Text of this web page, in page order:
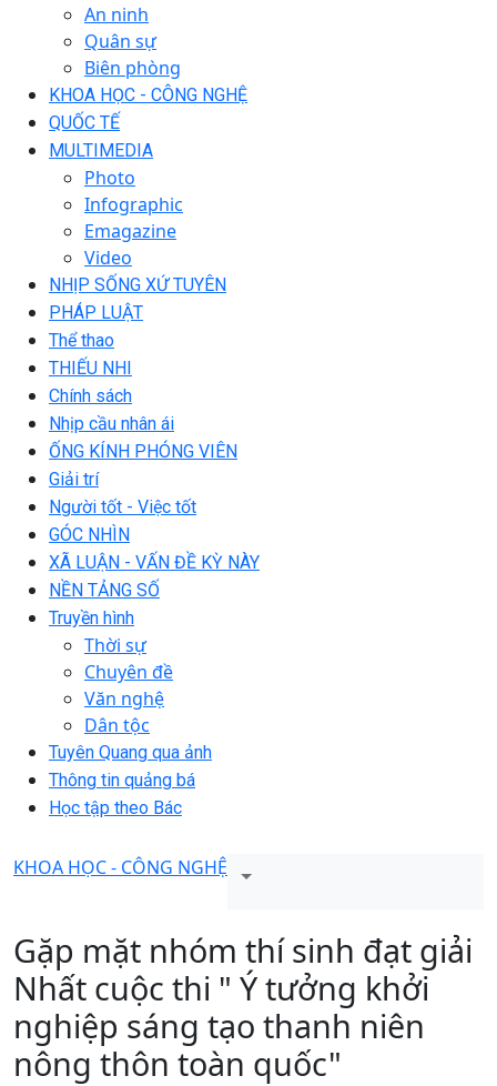
An ninh
Quân sự
Biên phòng
KHOA HỌC - CÔNG NGHỆ
QUỐC TẾ
MULTIMEDIA
Photo
Infographic
Emagazine
Video
NHỊP SỐNG XỨ TUYÊN
PHÁP LUẬT
Thể thao
THIẾU NHI
Chính sách
Nhịp cầu nhân ái
ỐNG KÍNH PHÓNG VIÊN
Giải trí
Người tốt - Việc tốt
GÓC NHÌN
XÃ LUẬN - VẤN ĐỀ KỲ NÀY
NỀN TẢNG SỐ
Truyền hình
Thời sự
Chuyên đề
Văn nghệ
Dân tộc
Tuyên Quang qua ảnh
Thông tin quảng bá
Học tập theo Bác
KHOA HỌC - CÔNG NGHỆ
Gặp mặt nhóm thí sinh đạt giải
Nhất cuộc thi " Ý tưởng khởi
nghiệp sáng tạo thanh niên
nông thôn toàn quốc"